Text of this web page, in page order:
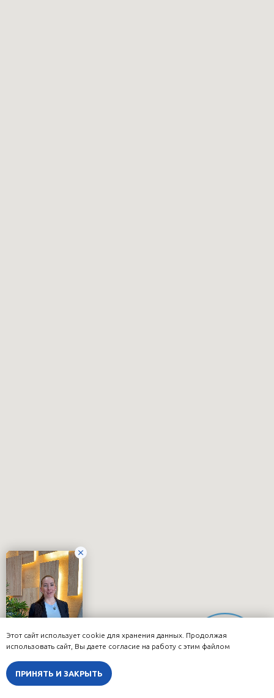
Этот сайт использует cookie для хранения данных. Продолжая
использовать сайт, Вы даете согласие на работу с этим файлом
ПРИНЯТЬ И ЗАКРЫТЬ
Онлайн-